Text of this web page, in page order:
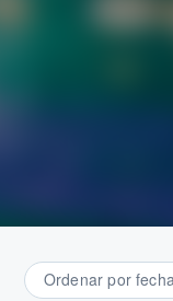
Ordenar por